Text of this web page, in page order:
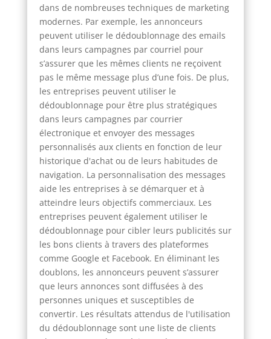
dans de nombreuses techniques de marketing
modernes. Par exemple, les annonceurs
peuvent utiliser le dédoublonnage des emails
dans leurs campagnes par courriel pour
s’assurer que les mêmes clients ne reçoivent
pas le même message plus d’une fois. De plus,
les entreprises peuvent utiliser le
dédoublonnage pour être plus stratégiques
dans leurs campagnes par courrier
électronique et envoyer des messages
personnalisés aux clients en fonction de leur
historique d'achat ou de leurs habitudes de
navigation. La personnalisation des messages
aide les entreprises à se démarquer et à
atteindre leurs objectifs commerciaux. Les
entreprises peuvent également utiliser le
dédoublonnage pour cibler leurs publicités sur
les bons clients à travers des plateformes
comme Google et Facebook. En éliminant les
doublons, les annonceurs peuvent s’assurer
que leurs annonces sont diffusées à des
personnes uniques et susceptibles de
convertir. Les résultats attendus de l'utilisation
du dédoublonnage sont une liste de clients